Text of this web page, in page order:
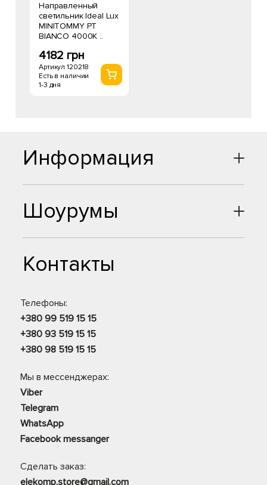
Направленный
светильник Ideal Lux
MINITOMMY PT
BIANCO 4000K ..
4182 грн
Артикул 120218
Есть в наличии
1-3 дня
Шоурумы
Контакты
Телефоны:
+380 99 519 15 15
+380 93 519 15 15
+380 98 519 15 15
Мы в мессенджерах:
Viber
Telegram
WhatsApp
Facebook messanger
Сделать заказ:
elekomp.store@gmail.com
Информация